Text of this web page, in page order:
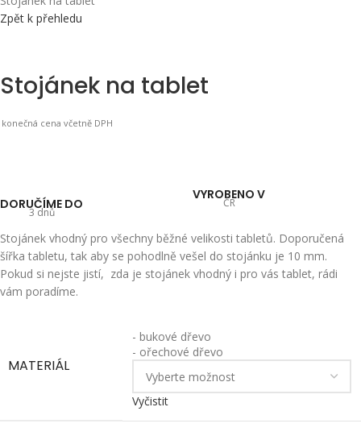
Zpět k přehledu
Stojánek na tablet
konečná cena včetně DPH
DORUČÍME DO
3 dnů
VYROBENO V
ČR
Stojánek vhodný pro všechny běžné velikosti tabletů. Doporučená
šířka tabletu, tak aby se pohodlně vešel do stojánku je 10 mm.
Pokud si nejste jistí, zda je stojánek vhodný i pro vás tablet, rádi
vám poradíme.
MATERIÁL
- bukové dřevo
- ořechové dřevo
Vyčistit